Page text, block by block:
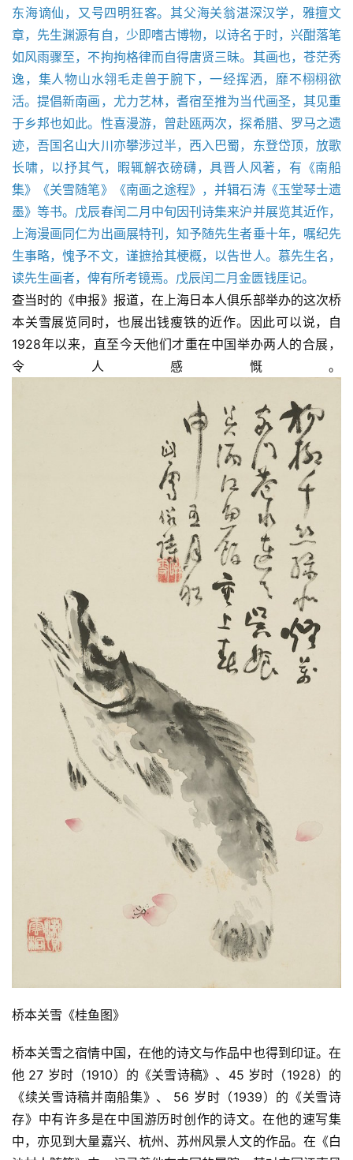
东海谪仙，又号四明狂客。其父海关翁湛深汉学，雅擅文
章，先生渊源有自，少即嗜古博物，以诗名于时，兴酣落笔
如风雨骤至，不拘拘格律而自得唐贤三昧。其画也，苍茫秀
逸，集人物山水翎毛走兽于腕下，一经挥洒，靡不栩栩欲
活。提倡新南画，尤力艺林，耆宿至推为当代画圣，其见重
于乡邦也如此。性喜漫游，曾赴瓯两次，探希腊、罗马之遗
迹，吾国名山大川亦攀涉过半，西入巴蜀，东登岱顶，放歌
长啸，以抒其气，暇辄解衣磅礴，具晋人风著，有《南船
集》《关雪随笔》《南画之途程》，并辑石涛《玉堂琴士遗
墨》等书。戊辰春闰二月中旬因刊诗集来沪并展览其近作，
上海漫画同仁为出画展特刊，知予随先生者垂十年，嘱纪先
生事略，愧予不文，谨摭拾其梗概，以告世人。慕先生名，
读先生画者，俾有所考镜焉。戊辰闰二月金匮钱厓记。
查当时的《申报》报道，在上海日本人俱乐部举办的这次桥
本关雪展览同时，也展出钱瘦铁的近作。因此可以说，自
1928年以来，直至今天他们才重在中国举办两人的合展，
令人感慨。
桥本关雪《桂鱼图》
桥本关雪之宿情中国，在他的诗文与作品中也得到印证。在
他 27 岁时（1910）的《关雪诗稿》、45 岁时（1928）的
《续关雪诗稿并南船集》、 56 岁时（1939）的《关雪诗
存》中有许多是在中国游历时创作的诗文。在他的速写集
中，亦见到大量嘉兴、杭州、苏州风景人文的作品。在《白